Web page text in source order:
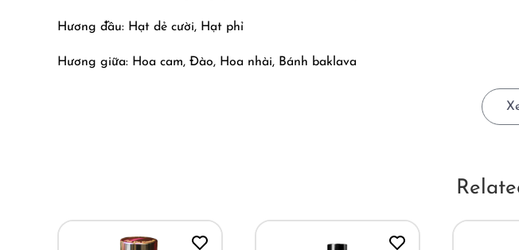
Hương đầu: Hạt dẻ cười, Hạt phỉ
Hương giữa: Hoa cam, Đào, Hoa nhài, Bánh baklava
Baklava Al Sultan mở đầu với sự kết hợp tươi mát của Kẹo Cam ngọt ngào,
Nếu bạn là fan của mùi ngọt, EAP chắc chắn khuyên bạn nên trải nghiệm thử
chất lượng cho đến packaging, extrait de parfum mà giá lại rất hợp lý!